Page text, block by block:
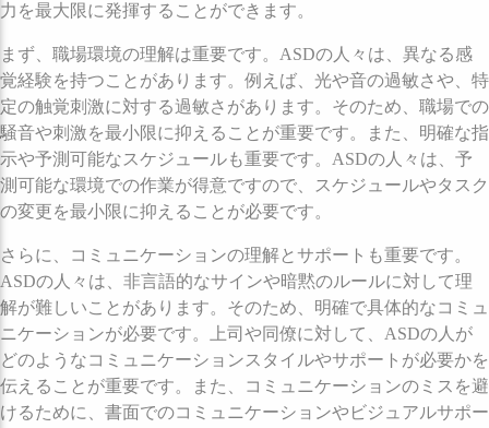
力を最大限に発揮することができます。
まず、職場環境の理解は重要です。ASDの人々は、異なる感
覚経験を持つことがあります。例えば、光や音の過敏さや、特
定の触覚刺激に対する過敏さがあります。そのため、職場での
騒音や刺激を最小限に抑えることが重要です。また、明確な指
示や予測可能なスケジュールも重要です。ASDの人々は、予
測可能な環境での作業が得意ですので、スケジュールやタスク
の変更を最小限に抑えることが必要です。
さらに、コミュニケーションの理解とサポートも重要です。
ASDの人々は、非言語的なサインや暗黙のルールに対して理
解が難しいことがあります。そのため、明確で具体的なコミュ
ニケーションが必要です。上司や同僚に対して、ASDの人が
どのようなコミュニケーションスタイルやサポートが必要かを
伝えることが重要です。また、コミュニケーションのミスを避
けるために、書面でのコミュニケーションやビジュアルサポー